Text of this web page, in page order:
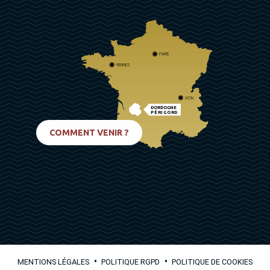
DORDOGNE
PÉRIGORD
PARIS
RENNES
LYON
COMMENT VENIR ?
MENTIONS LÉGALES • POLITIQUE RGPD • POLITIQUE DE COOKIES